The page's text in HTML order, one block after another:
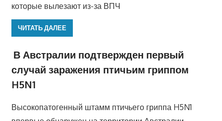
которые вылезают из-за ВПЧ
ЧИТАТЬ ДАЛЕЕ
В Австралии подтвержден первый
случай заражения птичьим гриппом
H5N1
Высокопатогенный штамм птичьего гриппа H5N1